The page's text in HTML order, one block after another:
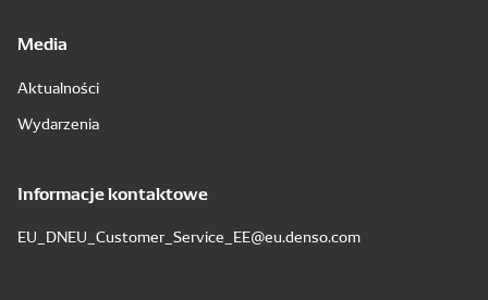
Media
Aktualności
Wydarzenia
Informacje kontaktowe
EU_DNEU_Customer_Service_EE@eu.denso.com